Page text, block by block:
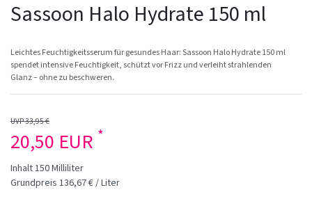
Sassoon Halo Hydrate 150 ml
Leichtes Feuchtigkeitsserum für gesundes Haar: Sassoon Halo Hydrate 150 ml
spendet intensive Feuchtigkeit, schützt vor Frizz und verleiht strahlenden
Glanz – ohne zu beschweren.
UVP 33,95 €
20,50 EUR *
Inhalt150Milliliter
Grundpreis 136,67 € / Liter